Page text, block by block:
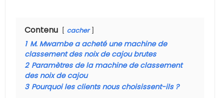
Contenu cacher
1 M. Mwambe a acheté une machine de
classement des noix de cajou brutes
2 Paramètres de la machine de classement
des noix de cajou
3 Pourquoi les clients nous choisissent-ils ?